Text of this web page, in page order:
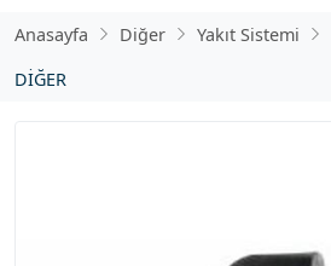
Anasayfa Diğer Yakıt Sistemi
DİĞER